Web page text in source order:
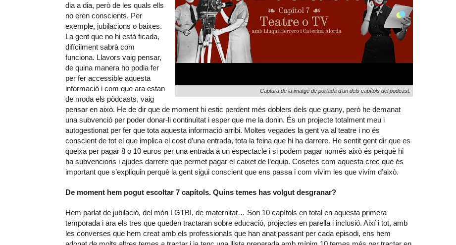
Captura de la imatge de portada d’un dels capítols del podcast.
dia a dia, però de les quals ells
no eren conscients. Per
exemple, jubilacions o baixes.
La gent que no hi està ficada,
difícilment sabrà com
funciona. Llavors vaig pensar,
de quina manera ho podia fer
per fer accessible aquesta
informació i com que ara estan
de moda els pòdcasts, vaig
pensar en això. He de dir que de moment hi estic perdent més doblers dels que guany, però he demanat
una subvenció per poder donar-li continuïtat i esper que me la donin. És un projecte totalment meu i
autogestionat per fer que tota aquesta informació arribi. Moltes vegades la gent va al teatre i no és
conscient de tot el que implica el cost d’una entrada, tota la feina que hi ha darrere. He sentit gent dir que es
queixa per pagar 8 o 10 euros per una entrada a un espectacle i si podem pagar només això és perquè hi
ha subvencions i ajudes darrere que permet pagar el caixet de l’equip. Cosetes com aquesta crec que és
important que s’expliquin perquè la gent sigui conscient que ens passa i com vivim les que vivim d’això.
De moment hem pogut escoltar 7 capítols. Quins temes has volgut desgranar?
Hem parlat de jubilació, del món LGTBI, de maternitat… Son 10 capítols en total en aquesta primera
temporada i ara els tres que queden tractaran sobre educació, projectes en parella i inclusió. Així i tot, amb
les converses que hem creat amb els professionals que han anat passant per cada episodi, ens hem